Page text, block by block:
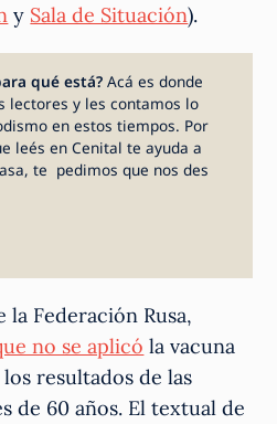
y Sala de Situación).
qué está?Acá es donde
lectores y les contamos lo
en estos tiempos. Por
leés en Cenital te ayuda a
te pedimos que nos des
Federación Rusa,
no se aplicó la vacuna
resultados de las
de 60 años. El textual de